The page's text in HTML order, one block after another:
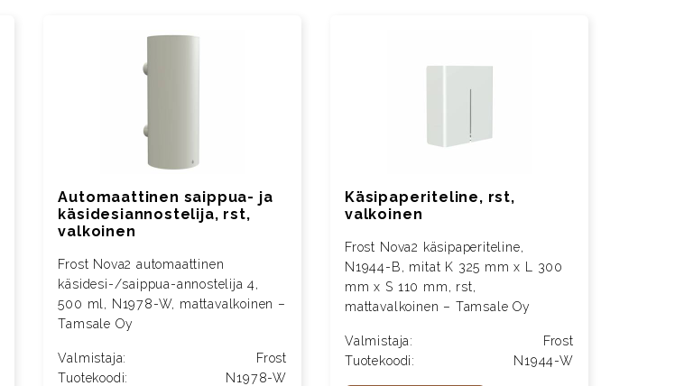
Automaattinen saippua- ja
käsidesiannostelija, rst,
valkoinen
Frost Nova2 automaattinen
käsidesi-/saippua-annostelija 4,
500 ml, N1978-W, mattavalkoinen –
Tamsale Oy
Valmistaja:
Frost
Tuotekoodi:
N1978-W
Käsipaperiteline, rst,
valkoinen
Frost Nova2 käsipaperiteline,
N1944-B, mitat K 325 mm x L 300
mm x S 110 mm, rst,
mattavalkoinen – Tamsale Oy
Valmistaja:
Frost
Tuotekoodi:
N1944-W